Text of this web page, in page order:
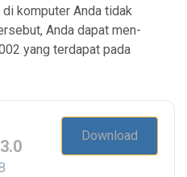
komputer Anda tidak
Anda dapat men-
yang terdapat pada
Download